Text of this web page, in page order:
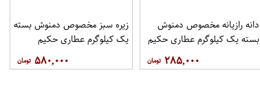
دانه رازیانه مخصوص دمنوش
بسته یک کیلوگرم عطاری حکیم
۲۸۵,۰۰۰
زیره سبز مخصوص دمنوش بسته
یک کیلوگرم عطاری حکیم
۵۸۰,۰۰۰